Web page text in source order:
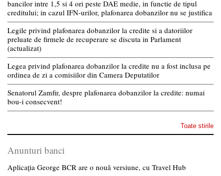
bancilor intre 1,5 si 4 ori peste DAE medie, in functie de tipul
creditului; in cazul IFN-urilor, plafonarea dobanzilor nu se justifica
Legile privind plafonarea dobanzilor la credite si a datoriilor
preluate de firmele de recuperare se discuta in Parlament
(actualizat)
Legea privind plafonarea dobanzilor la credite nu a fost inclusa pe
ordinea de zi a comisiilor din Camera Deputatilor
Senatorul Zamfir, despre plafonarea dobanzilor la credite: numai
bou-i consecvent!
Toate stirile
Anunturi banci
Aplicația George BCR are o nouă versiune, cu Travel Hub